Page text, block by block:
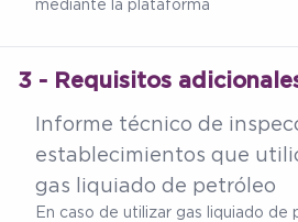
mediante la plataforma
Informe técnico de
establecimientos que
gas liquiado de petróleo
En caso de utilizar gas liquiado de